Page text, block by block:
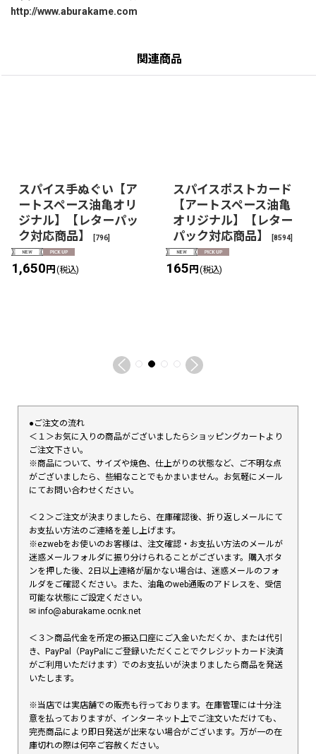
http://www.aburakame.com
関連商品
スパイス手ぬぐい【ア
ートスペース油亀オリ
ジナル】【レターパッ
ク対応商品】
[796]
1,650円 (税込)
スパイスポストカード
【アートスペース油亀
オリジナル】【レター
パック対応商品】
[8594]
165円 (税込)
●ご注文の流れ
＜１＞お気に入りの商品がございましたらショッピングカートより
ご注文下さい。
※商品について、サイズや焼色、仕上がりの状態など、ご不明な点
がございましたら、些細なことでもかまいません。お気軽にメール
にてお問い合わせください。
＜２＞ご注文が決まりましたら、在庫確認後、折り返しメールにて
お支払い方法のご連絡を差し上げます。
※ezwebをお使いのお客様は、注文確認・お支払い方法のメールが
迷惑メールフォルダに振り分けられることがございます。購入ボタ
ンを押した後、2日以上連絡が届かない場合は、迷惑メールのフォ
ルダをご確認ください。また、油亀のweb通販のアドレスを、受信
可能な状態にご設定ください。
✉︎ info@aburakame.ocnk.net
＜３＞商品代金を所定の振込口座にご入金いただくか、または代引
き、PayPal（PayPalにご登録いただくことでクレジットカード決済
がご利用いただけます）でのお支払いが決まりましたら商品を発送
いたします。
※当店では実店舗での販売も行っております。在庫管理には十分注
意を払っておりますが、インターネット上でご注文いただけても、
完売商品により即日発送が出来ない場合がございます。万が一の在
庫切れの際は何卒ご容赦ください。